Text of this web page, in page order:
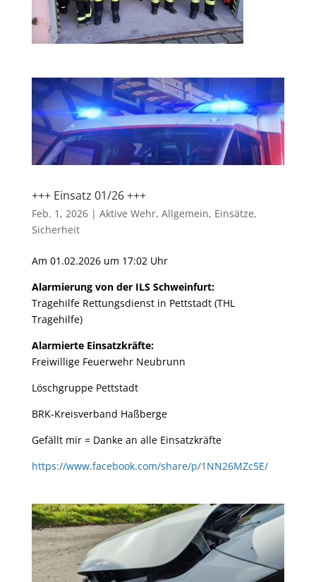
+++ Einsatz 01/26 +++
Feb. 1, 2026| Aktive Wehr, Allgemein, Einsätze,
Sicherheit
Am 01.02.2026 um 17:02 Uhr
Alarmierung von der ILS Schweinfurt:
Tragehilfe Rettungsdienst in Pettstadt (THL
Tragehilfe)
Alarmierte Einsatzkräfte:
Freiwillige Feuerwehr Neubrunn
Löschgruppe Pettstadt
BRK-Kreisverband Haßberge
Gefällt mir = Danke an alle Einsatzkräfte
https://www.facebook.com/share/p/1NN26MZc5E/